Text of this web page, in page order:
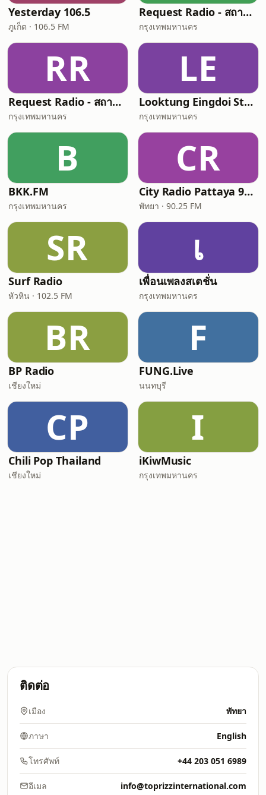
Yesterday 106.5
ภูเก็ต · 106.5 FM
Request Radio - สถานีเพลงสากล
กรุงเทพมหานคร
RR
Request Radio - สถานีเพลงเพื่อชีวิต
กรุงเทพมหานคร
LE
Looktung Eingdoi Station เพลงลูกทุ่ง เพื่อชีวิต
กรุงเทพมหานคร
B
BKK.FM
กรุงเทพมหานคร
CR
City Radio Pattaya 90.25FM
พัทยา · 90.25 FM
SR
Surf Radio
หัวหิน · 102.5 FM
เ
เพื่อนเพลงสเตชั่น
กรุงเทพมหานคร
BR
BP Radio
เชียงใหม่
F
FUNG.Live
นนทบุรี
CP
Chili Pop Thailand
เชียงใหม่
I
iKiwMusic
กรุงเทพมหานคร
ติดต่อ
เมือง พัทยา
ภาษา English
โทรศัพท์ +44 203 051 6989
อีเมล info@toprizzinternational.com